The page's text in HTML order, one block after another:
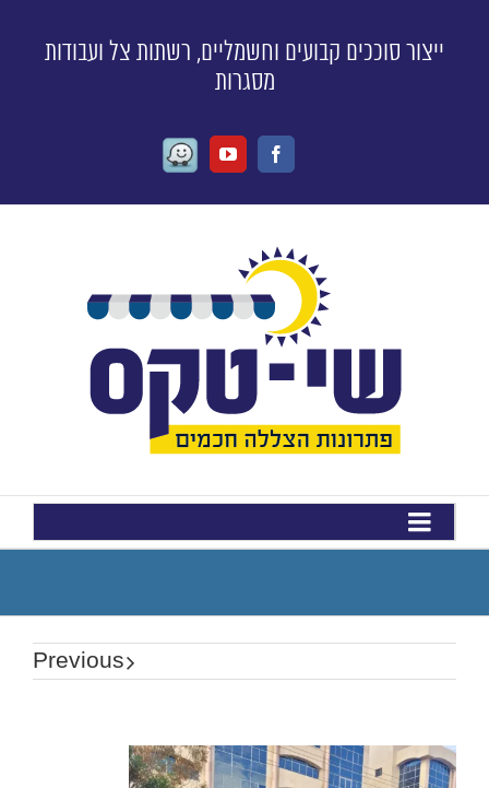
ייצור סוככים קבועים וחשמליים, רשתות צל ועבודות
מסגרות
Facebook
Youtube
Waze
Previous